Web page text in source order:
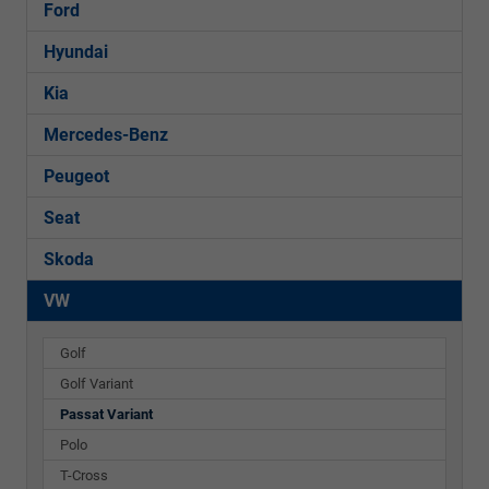
Ford
Hyundai
Kia
Mercedes-Benz
Peugeot
Seat
Skoda
VW
Golf
Golf Variant
Passat Variant
Polo
T-Cross